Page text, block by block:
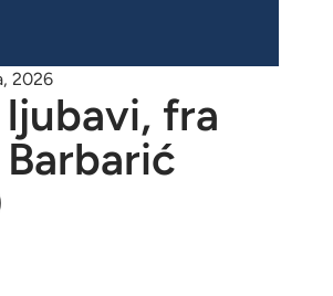
2026
ljubavi, fra